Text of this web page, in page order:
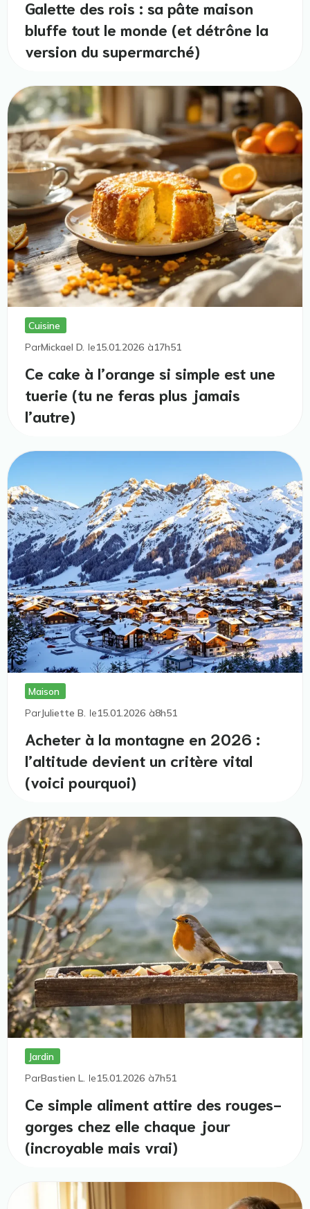
Galette des rois : sa pâte maison
bluffe tout le monde (et détrône la
version du supermarché)
Cuisine
ParMickael D. le15.01.2026 à17h51
Ce cake à l’orange si simple est une
tuerie (tu ne feras plus jamais
l’autre)
Maison
ParJuliette B. le15.01.2026 à8h51
Acheter à la montagne en 2026 :
l’altitude devient un critère vital
(voici pourquoi)
Jardin
ParBastien L. le15.01.2026 à7h51
Ce simple aliment attire des rouges-
gorges chez elle chaque jour
(incroyable mais vrai)